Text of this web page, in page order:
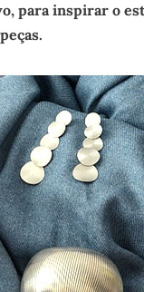
para inspirar o